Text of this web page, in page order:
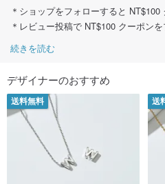
＊ショップをフォローすると NT$100
＊レビュー投稿で NT$100 クーポン
続きを読む
デザイナーのおすすめ
送料無料 送